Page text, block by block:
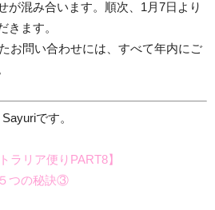
が混み合います。順次、1月7日より
きます。
お問い合わせには、すべて年内にご
です。
ラリア便りPART8】
つの秘訣③